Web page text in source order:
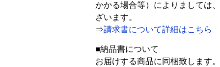
かかる場合等）によりましては
ざいます。
⇒請求書について詳細はこちら
■納品書について
お届けする商品に同梱致します。